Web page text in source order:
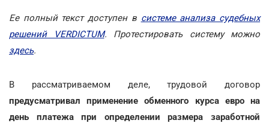
Ее полный текст доступен в системе анализа судебных
решений VERDICTUM. Протестировать систему можно
здесь.
В рассматриваемом деле, трудовой договор
предусматривал применение обменного курса евро на
день платежа при определении размера заработной